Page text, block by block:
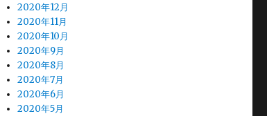
2020年12月
2020年11月
2020年10月
2020年9月
2020年8月
2020年7月
2020年6月
2020年5月